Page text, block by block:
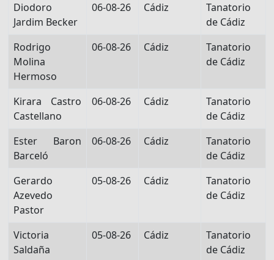
Diodoro
Jardim Becker
06-08-26 Cádiz
Tanatorio
de Cádiz
Rodrigo
Molina
Hermoso
06-08-26 Cádiz
Tanatorio
de Cádiz
Kirara Castro
Castellano
06-08-26 Cádiz
Tanatorio
de Cádiz
Ester Baron
Barceló
06-08-26 Cádiz
Tanatorio
de Cádiz
Gerardo
Azevedo
Pastor
05-08-26 Cádiz
Tanatorio
de Cádiz
Victoria
Saldaña
05-08-26 Cádiz
Tanatorio
de Cádiz